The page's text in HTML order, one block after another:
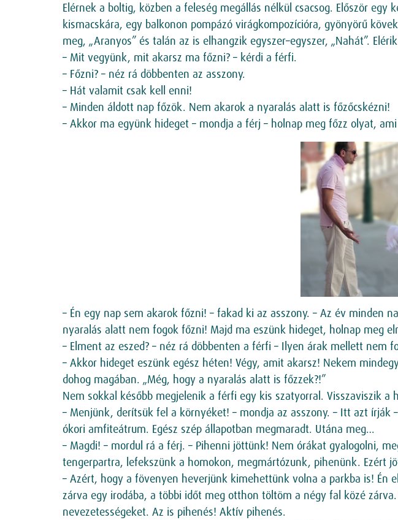
Elérnek a boltig, közben a feleség megállás nélkül csacsog. Először
kismacskára, egy balkonon pompázó virágkompozícióra, gyönyörű
meg, „Aranyos” és talán az is elhangzik egyszer–egyszer, „Nahát”.
– Mit vegyünk, mit akarsz ma főzni? – kérdi a férfi.
– Főzni? – néz rá döbbenten az asszony.
– Hát valamit csak kell enni!
– Minden áldott nap főzök. Nem akarok a nyaralás alatt is főzőcskézni!
– Akkor ma együnk hideget – mondja a férj – holnap meg főzz olyat,
– Én egy nap sem akarok főzni! – fakad ki az asszony. – Az év
nyaralás alatt nem fogok főzni! Majd ma eszünk hideget, holnap meg
– Elment az eszed? – néz rá döbbenten a férfi – Ilyen árak mellett nem
– Akkor hideget eszünk egész héten! Végy, amit akarsz! Nekem
dohog magában. „Még, hogy a nyaralás alatt is főzzek?!”
Nem sokkal később megjelenik a férfi egy kis szatyorral. Visszaviszik a
– Menjünk, derítsük fel a környéket! – mondja az asszony. – Itt azt
ókori amfiteátrum. Egész szép állapotban megmaradt. Utána meg…
– Magdi! – mordul rá a férj. – Pihenni jöttünk! Nem órákat gyalogolni,
tengerpartra, lefekszünk a homokon, megmártózunk, pihenünk. Ezért
– Azért, hogy a fövenyen heverjünk kimehettünk volna a parkba is! Én
zárva egy irodába, a többi időt meg otthon töltöm a négy fal közé
nevezetességeket. Az is pihenés! Aktív pihenés.